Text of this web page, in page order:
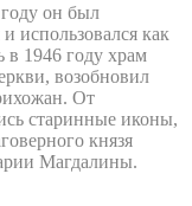
он был
использовался как
в 1946 году храм
возобновил
От
старинные иконы,
князя
Магдалины.